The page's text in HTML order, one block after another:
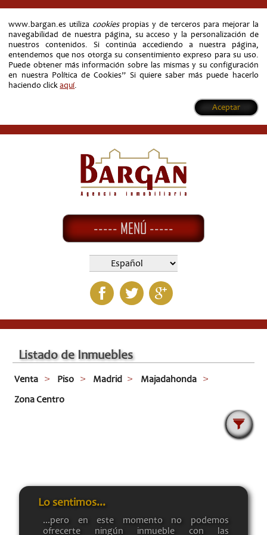
www.bargan.es utiliza cookiespropias y de terceros para mejorar la
navegabilidad de nuestra página, su acceso y la personalización de
nuestros contenidos. Si continúa accediendo a nuestra página,
entendemos que nos otorga su consentimiento expreso para su uso.
Puede obtener más información sobre las mismas y su configuración
en nuestra Política de Cookies” Si quiere saber más puede hacerlo
haciendo clickaquí.
Aceptar
Listado de Inmuebles
Venta Piso Madrid
Majadahonda
Zona Centro
Lo sentimos...
...pero en este momento no podemos
ofrecerte ningún inmueble con las